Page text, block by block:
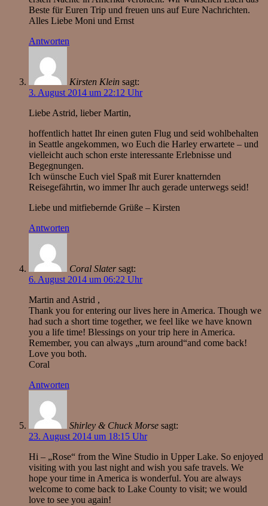
Beste für Euren Trip und freuen uns auf Eure Nachrichten.
Alles Liebe Moni und Ernst
Antworten
Kirsten Klein sagt:
3. August 2014 um 22:12 Uhr
Liebe Astrid, lieber Martin,
hoffentlich hattet Ihr einen guten Flug und seid wohlbehalten
in Seattle angekommen, wo Euch die Harley erwartete – und
vielleicht auch schon erste interessante Erlebnisse und
Begegnungen.
Ich wünsche Euch viel Spaß mit Eurer knatternden
Reisegefährtin, wo immer Ihr auch gerade unterwegs seid!
Liebe und mitfiebernde Grüße – Kirsten
Antworten
Coral Slater sagt:
6. August 2014 um 06:22 Uhr
Martin and Astrid ,
Thank you for entering our lives here in America. Though we
had such a short time together, we feel like we have known
you a life time! Blessings on your trip here in America.
Remember, you can always „turn around“and come back!
Love you both.
Coral
Antworten
Shirley & Chuck Morse sagt:
23. August 2014 um 18:15 Uhr
Hi – „Rose“ from the Wine Studio in Upper Lake. So enjoyed
visiting with you last night and wish you safe travels. We
hope your time in America is wonderful. You are always
welcome to come back to Lake County to visit; we would
love to see you again!